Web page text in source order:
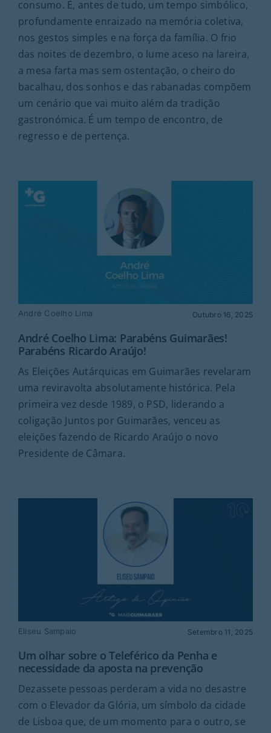
consumo. É, antes de tudo, um tempo simbólico,
profundamente enraizado na memória coletiva,
nos gestos simples e na força da família. O frio
das noites de dezembro, o lume aceso na lareira,
a mesa farta mas sem ostentação, o cheiro do
bacalhau, dos sonhos e das rabanadas compõem
um cenário que vai muito além da tradição
gastronómica. É um tempo de encontro, de
regresso e de pertença.
André Coelho Lima Outubro 16, 2025
André Coelho Lima: Parabéns Guimarães!
Parabéns Ricardo Araújo!
As Eleições Autárquicas em Guimarães revelaram
uma reviravolta absolutamente histórica. Pela
primeira vez desde 1989, o PSD, liderando a
coligação Juntos por Guimarães, venceu as
eleições fazendo de Ricardo Araújo o novo
Presidente de Câmara.
Eliseu Sampaio Setembro 11, 2025
Um olhar sobre o Teleférico da Penha e
necessidade da aposta na prevenção
Dezassete pessoas perderam a vida no desastre
com o Elevador da Glória, um símbolo da cidade
de Lisboa que, de um momento para o outro, se